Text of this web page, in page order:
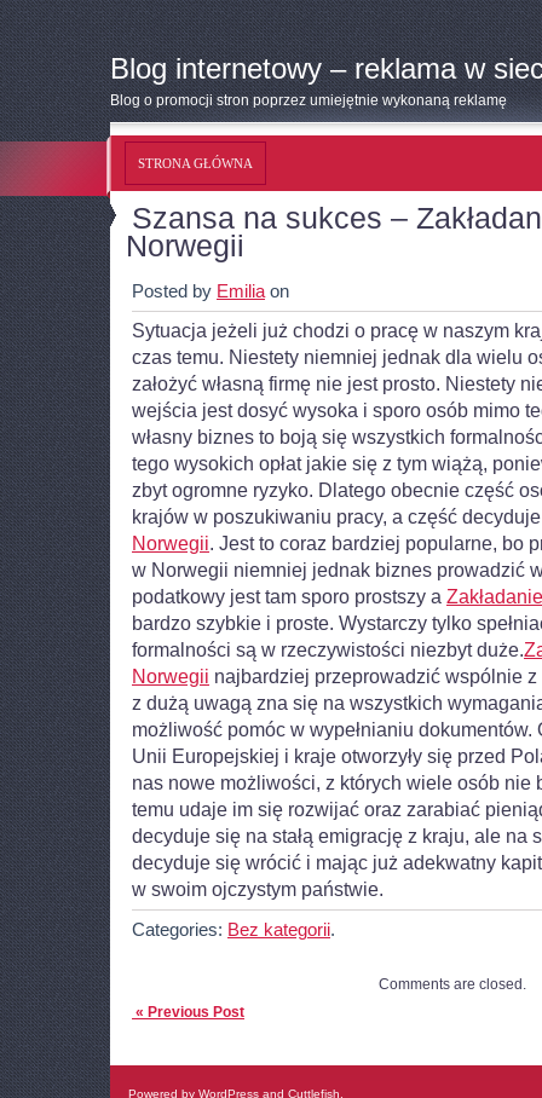
Blog internetowy – reklama w
Blog o promocji stron poprzez umiejętnie wykonaną reklamę
STRONA GŁÓWNA
Szansa na sukces –
Norwegii
Posted by Emilia on
Sytuacja jeżeli już chodzi o pracę w naszym
czas temu. Niestety niemniej jednak dla wielu
założyć własną firmę nie jest prosto. Niestety
wejścia jest dosyć wysoka i sporo osób mimo
własny biznes to boją się wszystkich
tego wysokich opłat jakie się z tym wiążą,
zbyt ogromne ryzyko. Dlatego obecnie część
krajów w poszukiwaniu pracy, a część
Norwegii. Jest to coraz bardziej popularne, bo
w Norwegii niemniej jednak biznes prowadzić
podatkowy jest tam sporo prostszy a
bardzo szybkie i proste. Wystarczy tylko
formalności są w rzeczywistości niezbyt duże.
Norwegii najbardziej przeprowadzić wspólnie
z dużą uwagą zna się na wszystkich
możliwość pomóc w wypełnianiu
Unii Europejskiej i kraje otworzyły się przed
nas nowe możliwości, z których wiele osób nie
temu udaje im się rozwijać oraz zarabiać
decyduje się na stałą emigrację z kraju, ale na
decyduje się wrócić i mając już adekwatny
w swoim ojczystym państwie.
Categories: Bez kategorii.
Comments are closed.
« Previous Post
Powered by WordPress and Cuttlefish